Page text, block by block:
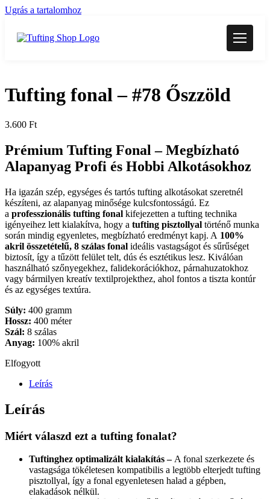
Ugrás a tartalomhoz
Tufting fonal – #78 Őszzöld
3.600 Ft
Prémium Tufting Fonal –Megbízható
Alapanyag Profi és Hobbi Alkotásokhoz
Ha igazán szép, egységes és tartós tufting alkotásokat szeretnél
készíteni, az alapanyag minősége kulcsfontosságú. Ez
a professzionális tufting fonal kifejezetten a tufting technika
igényeihez lett kialakítva, hogy a tufting pisztollyal történő munka
során mindig egyenletes, megbízható eredményt kapj. A 100%
akril összetételű, 8 szálas fonal ideális vastagságot és sűrűséget
biztosít, így a tűzött felület telt, dús és esztétikus lesz. Kiválóan
használható szőnyegekhez, falidekorációkhoz, párnahuzatokhoz
vagy bármilyen kreatív textilprojekthez, ahol fontos a tiszta kontúr
és az egységes textúra.
Súly: 400 gramm
Hossz: 400 méter
Szál: 8 szálas
Anyag: 100% akril
Elfogyott
Leírás
Leírás
Miért válaszd ezt a tufting fonalat?
Tuftinghez optimalizált kialakítás – A fonal szerkezete és
vastagsága tökéletesen kompatibilis a legtöbb elterjedt tufting
pisztollyal, így a fonal egyenletesen halad a gépben,
elakadások nélkül.